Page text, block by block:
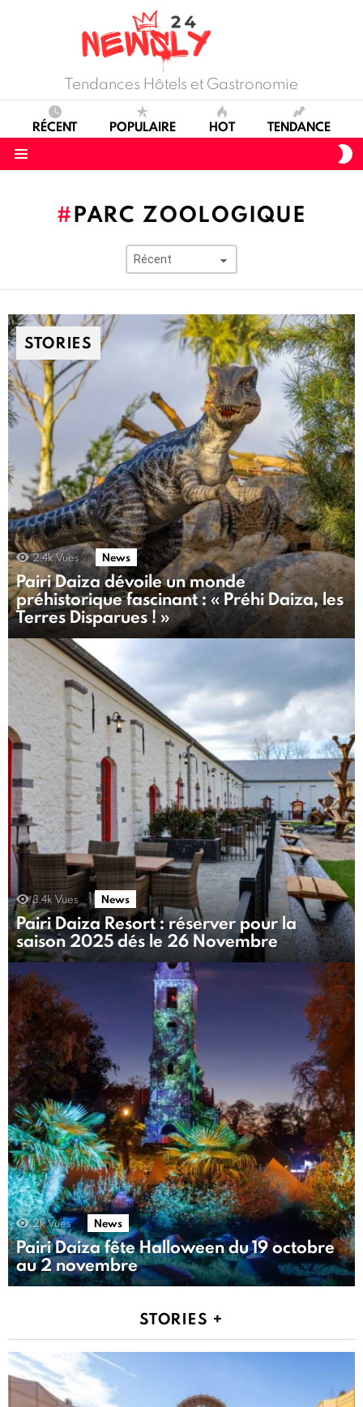
Tendances Hôtels et Gastronomie
RÉCENT POPULAIRE HOT TENDANCE
PARC ZOOLOGIQUE
STORIES
2.4k Vues News
Pairi Daiza dévoile un monde
préhistorique fascinant : « Préhi Daiza, les
Terres Disparues ! »
3.4k Vues News
Pairi Daiza Resort : réserver pour la
saison 2025 dés le 26 Novembre
2k Vues News
Pairi Daiza fête Halloween du 19 octobre
au 2 novembre
STORIES +